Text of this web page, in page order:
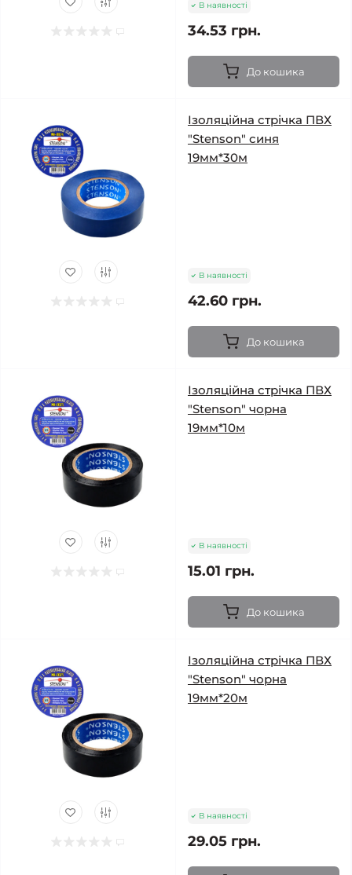
В наявності
34.53 грн.
До кошика
Ізоляційна стрічка ПВХ
"Stenson" синя
19мм*30м
В наявності
42.60 грн.
До кошика
Ізоляційна стрічка ПВХ
"Stenson" чорна
19мм*10м
В наявності
15.01 грн.
До кошика
Ізоляційна стрічка ПВХ
"Stenson" чорна
19мм*20м
В наявності
29.05 грн.